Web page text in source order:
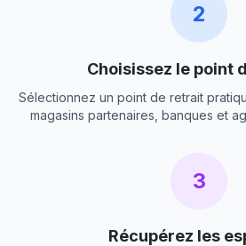
2
Choisissez le point
Sélectionnez un point de retrait
magasins partenaires, banques et
3
Récupérez les